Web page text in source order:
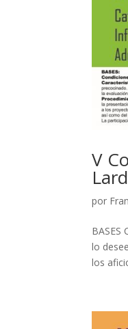
V
por
BASES
lo
los